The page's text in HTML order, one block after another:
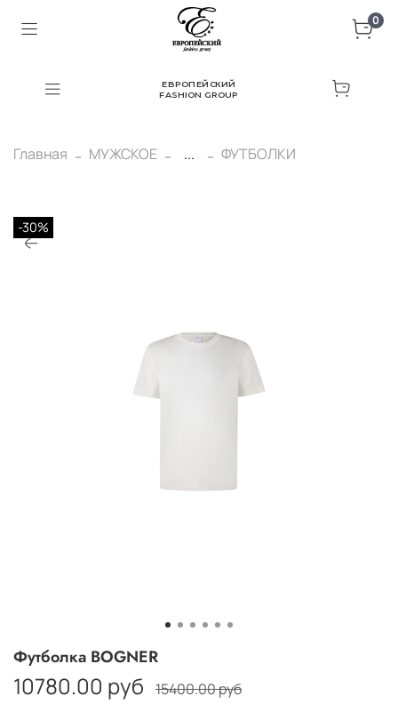
0
ЕВРОПЕЙСКИЙ
FASHION GROUP
Главная МУЖСКОЕ ... ФУТБОЛКИ
-30%
Футболка BOGNER
10780.00 руб 15400.00 руб